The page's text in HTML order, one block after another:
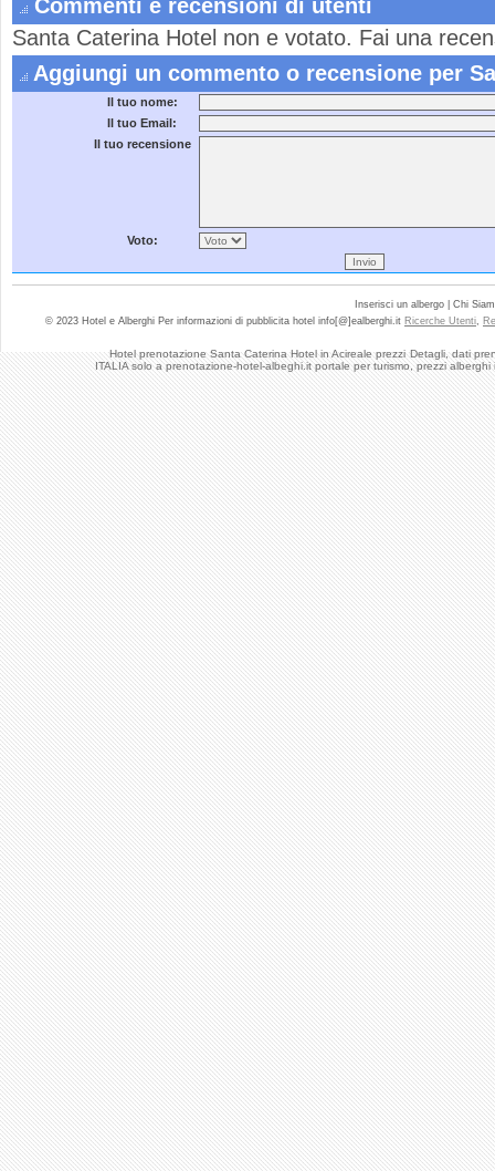
Hotel prenotazione Santa Caterina Hotel in Acireale prezzi Detagli, dati
ITALIA solo a prenotazione-hotel-albeghi.it portale per turismo, prezzi alberghi
Commenti e recensioni di utenti
Santa Caterina Hotel non e votato. Fai una
Aggiungi un commento o recensione per
Il tuo nome:
Il tuo Email:
Il tuo recensione
Voto:
Inserisci un albergo | Chi
© 2023 Hotel e Alberghi Per informazioni di pubblicita hotel info[@]ealberghi.it Ricerche Utenti,